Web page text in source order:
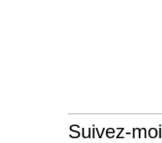
Suivez-moi